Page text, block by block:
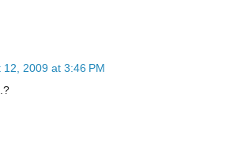
12, 2009 at 3:46 PM